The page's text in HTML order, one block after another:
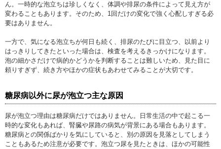
ん。一時的な泡立ちは珍しくなく、体調や排尿の条件によって見え方が
変わることもあります。そのため、1回だけの変化で強く心配しすぎる必
要はありません。
一方で、気になる泡立ちが何日も続く、排尿のたびに目立つ、以前より
はっきりしてきたといった場合は、検査を考えるきっかけになります。
泡の細かさだけで病的かどうかを判断することは難しいため、見た目に
頼りすぎず、続き方やほかの症状もあわせてみることが大切です。
糖尿病以外に尿が泡立つ主な原因
尿が泡立つ理由は糖尿病だけではありません。日常生活の中で起こる一
時的な変化もあれば、腎臓や尿路の病気が背景にある場合もあります。
糖尿病との関係ばかりを気にしていると、別の原因を見落としてしまう
こともあるため注意が必要です。泡立つ尿を見たときは、ほかの可能性